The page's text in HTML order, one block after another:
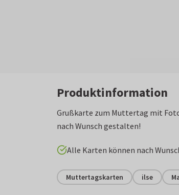
Produktinformation
Grußkarte zum Muttertag mit
nach Wunsch gestalten!
Alle Karten können nach
Muttertagskarten ilse